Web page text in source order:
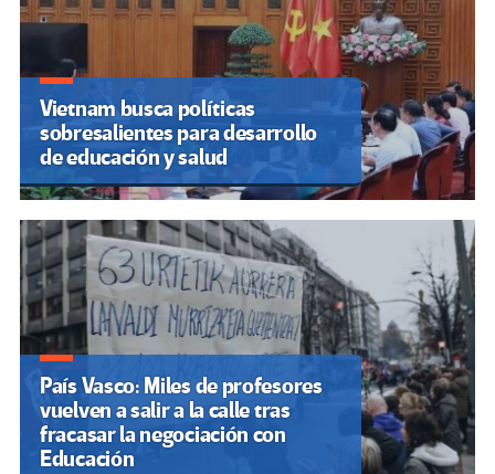
Vietnam busca políticas
sobresalientes para desarrollo
de educación y salud
País Vasco: Miles de profesores
vuelven a salir a la calle tras
fracasar la negociación con
Educación